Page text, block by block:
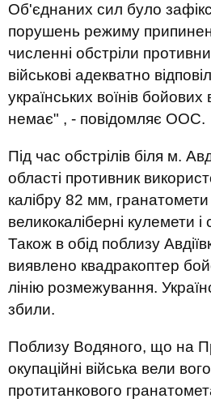
Об'єднаних сил було
порушень режиму
численні обстріли
військові адекватно
українських воїнів бойових
немає" , - повідомляє ООС.
Під час обстрілів біля м.
області противник
калібру 82 мм,
великокаліберні кулемети
Також в обід поблизу
виявлено квадракоптер
лінію розмежування.
збили.
Поблизу Водяного, що на
окупаційні війська вели
протитанкового